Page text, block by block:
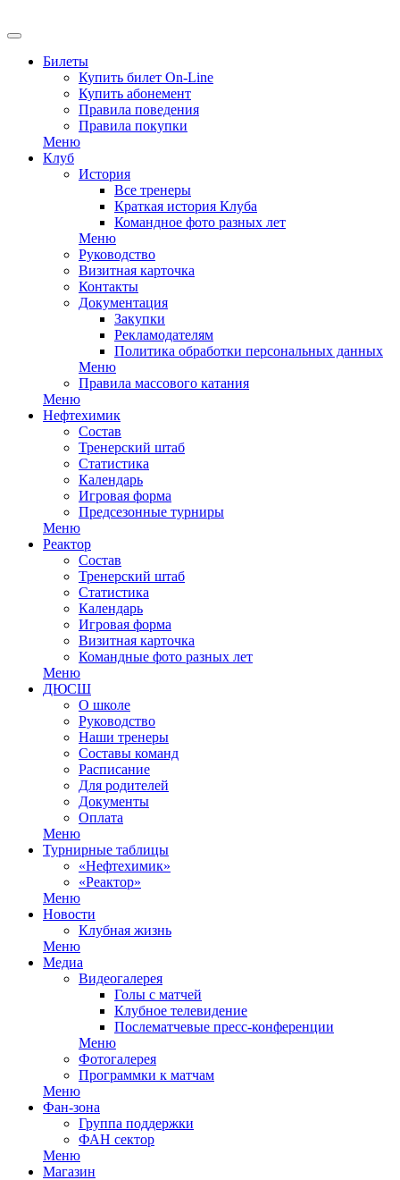
Билеты
Купить билет On-Line
Купить абонемент
Правила поведения
Правила покупки
Меню
Клуб
История
Все тренеры
Краткая история Клуба
Командное фото разных лет
Меню
Руководство
Визитная карточка
Контакты
Документация
Закупки
Рекламодателям
Политика обработки персональных данных
Меню
Правила массового катания
Меню
Нефтехимик
Состав
Тренерский штаб
Статистика
Календарь
Игровая форма
Предсезонные турниры
Меню
Реактор
Состав
Тренерский штаб
Статистика
Календарь
Игровая форма
Визитная карточка
Командные фото разных лет
Меню
ДЮСШ
О школе
Руководство
Наши тренеры
Составы команд
Расписание
Для родителей
Документы
Оплата
Меню
Турнирные таблицы
«Нефтехимик»
«Реактор»
Меню
Новости
Клубная жизнь
Меню
Медиа
Видеогалерея
Голы с матчей
Клубное телевидение
Послематчевые пресс-конференции
Меню
Фотогалерея
Программки к матчам
Меню
Фан-зона
Группа поддержки
ФАН сектор
Меню
Магазин